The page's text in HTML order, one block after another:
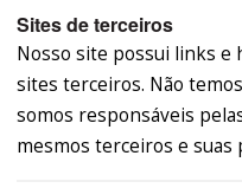
Sites de terceiros
Nosso site possui links e
sites terceiros. Não
somos responsáveis
mesmos terceiros e suas